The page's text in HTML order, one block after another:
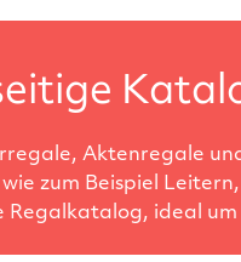
Aktenregale
zum Beispiel
Regalkatalog, ideal